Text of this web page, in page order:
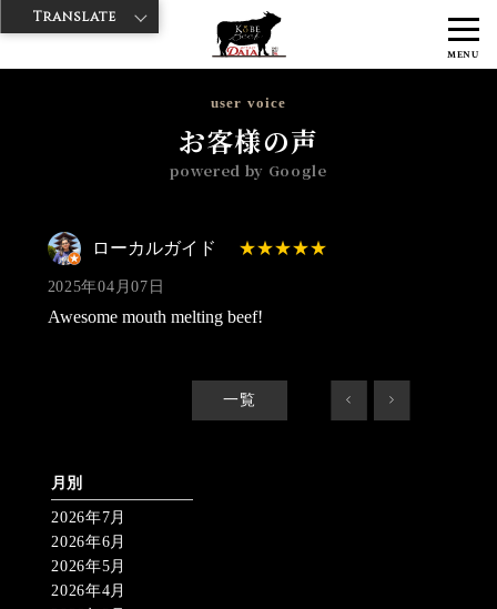
MENU
神戸牛ダイヤ > 神戸牛ダイア 浅草国際通り店 >ロ
user voice
お客様の声
powered by Google
ローカルガイド
2025年04月07日
Awesome mouth melting beef!
一覧 < >
月別
2026年7月
2026年6月
2026年5月
2026年4月
Translate